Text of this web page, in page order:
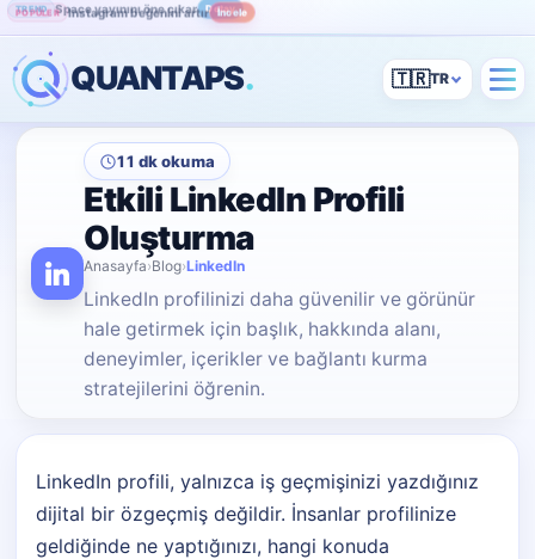
POPÜLER Instagram beğenini artır İncele
QUANTAPS. 🇹🇷
11 dk okuma
Etkili LinkedIn Profili
Oluşturma
Anasayfa›Blog›LinkedIn
LinkedIn profilinizi daha güvenilir ve görünür
hale getirmek için başlık, hakkında alanı,
deneyimler, içerikler ve bağlantı kurma
stratejilerini öğrenin.
LinkedIn profili, yalnızca iş geçmişinizi yazdığınız
dijital bir özgeçmiş değildir. İnsanlar profilinize
geldiğinde ne yaptığınızı, hangi konuda